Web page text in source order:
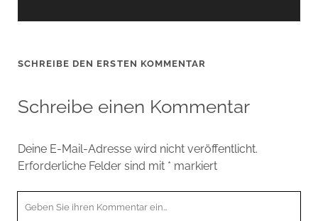
SCHREIBE DEN ERSTEN KOMMENTAR
Schreibe einen Kommentar
Deine E-Mail-Adresse wird nicht veröffentlicht.
Erforderliche Felder sind mit * markiert